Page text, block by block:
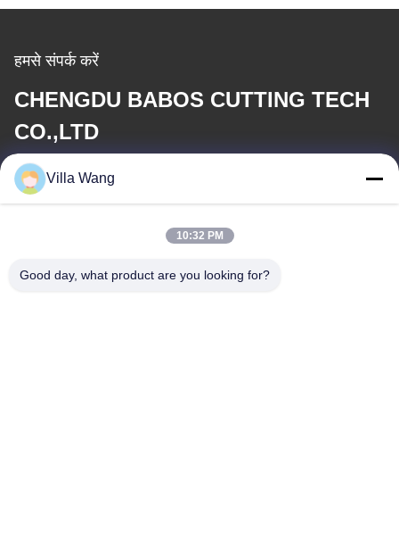
हमसे संपर्क करें
CHENGDU BABOS CUTTING TECH
CO.,LTD
ईमेल
हमारा पता
Villa Wang
10:32 PM
Good day, what product are you looking for?